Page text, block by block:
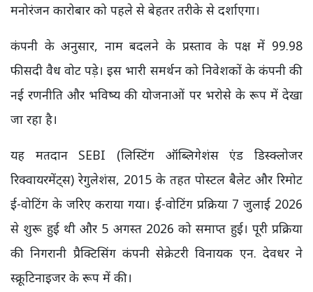
मनोरंजन कारोबार को पहले से बेहतर तरीके से दर्शाएगा।
कंपनी के अनुसार, नाम बदलने के प्रस्ताव के पक्ष में 99.98
फीसदी वैध वोट पड़े। इस भारी समर्थन को निवेशकों के कंपनी की
नई रणनीति और भविष्य की योजनाओं पर भरोसे के रूप में देखा
जा रहा है।
यह मतदान SEBI (लिस्टिंग ऑब्लिगेशंस एंड डिस्क्लोजर
रिक्वायरमेंट्स) रेगुलेशंस, 2015 के तहत पोस्टल बैलेट और रिमोट
ई-वोटिंग के जरिए कराया गया। ई-वोटिंग प्रक्रिया 7 जुलाई 2026
से शुरू हुई थी और 5 अगस्त 2026 को समाप्त हुई। पूरी प्रक्रिया
की निगरानी प्रैक्टिसिंग कंपनी सेक्रेटरी विनायक एन. देवधर ने
स्क्रूटिनाइजर के रूप में की।